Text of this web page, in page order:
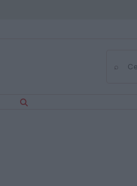
⌕Cerca